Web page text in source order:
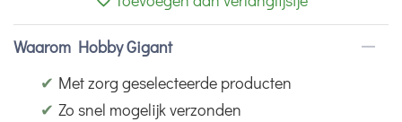
Waarom Hobby Gigant
✔ Met zorg geselecteerde producten
✔ Zo snel mogelijk verzonden